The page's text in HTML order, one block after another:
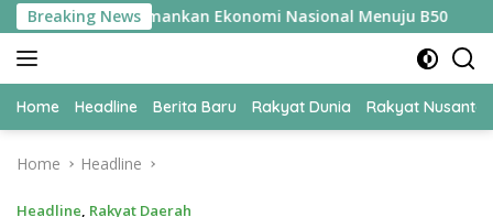
Skip
to
content
Breaking News
Jadi Kunci Amankan Ekonomi Nasional Menuju B50
Home Headline Berita Baru Rakyat Dunia Rakyat
Home Headline
Headline, Rakyat Daerah